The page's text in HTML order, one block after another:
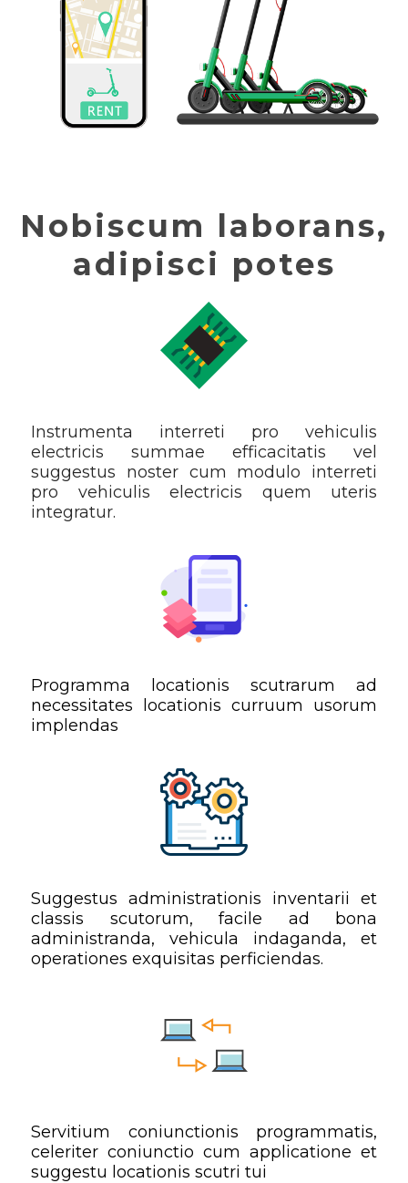
Nobiscum laborans,
adipisci potes
Instrumenta interreti pro vehiculis
electricis summae efficacitatis vel
suggestus noster cum modulo interreti
pro vehiculis electricis quem uteris
integratur.
Programma locationis scutrarum ad
necessitates locationis curruum usorum
implendas
Suggestus administrationis inventarii et
classis scutorum, facile ad bona
administranda, vehicula indaganda, et
operationes exquisitas perficiendas.
Servitium coniunctionis programmatis,
celeriter coniunctio cum applicatione et
suggestu locationis scutri tui